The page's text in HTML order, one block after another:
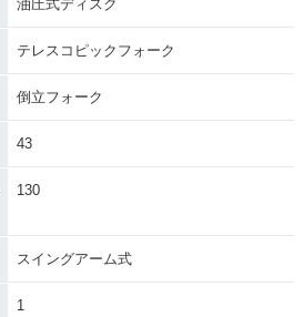
油圧式ディスク
テレスコピックフォーク
倒立フォーク
43
130
スイングアーム式
1